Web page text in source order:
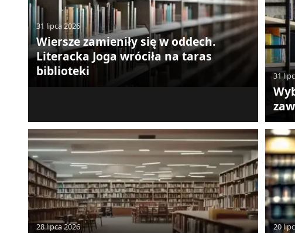
31 lipca 2026
Wiersze zamieniły się w oddech.
Literacka Joga wróciła na taras
biblioteki
31
28 lipca 2026 20